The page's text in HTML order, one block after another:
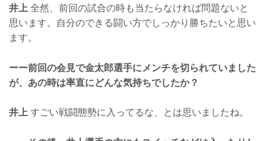
井上 全然、前回の試合の時も当たらなければ問題ないと
思います。自分のできる闘い方でしっかり勝ちたいと思い
ます。
ーー前回の会見で金太郎選手にメンチを切られていました
が、あの時は率直にどんな気持ちでしたか？
井上 すごい戦闘態勢に入ってるな、とは思いましたね。